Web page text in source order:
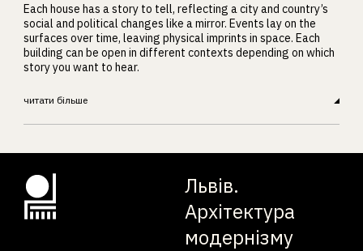
Each house has a story to tell, reflecting a city and country’s
social and political changes like a mirror. Events lay on the
surfaces over time, leaving physical imprints in space. Each
building can be open in different contexts depending on which
story you want to hear.
читати більше
Львів.
Архітектура
модернізму